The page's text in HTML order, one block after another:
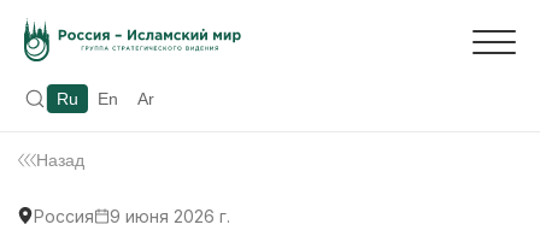
Ru En Ar
Назад
Россия 9 июня 2026 г.